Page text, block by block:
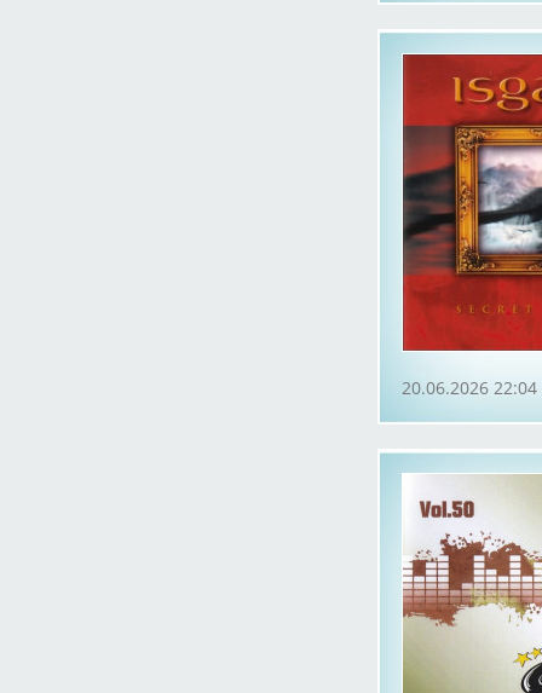
20.06.2026 22:04